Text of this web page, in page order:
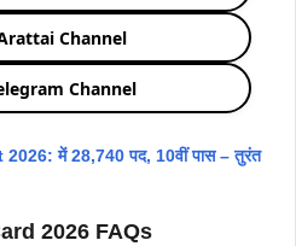
Channel
Channel
में 28,740 पद, 10वीं पास – तुरंत
2026 FAQs